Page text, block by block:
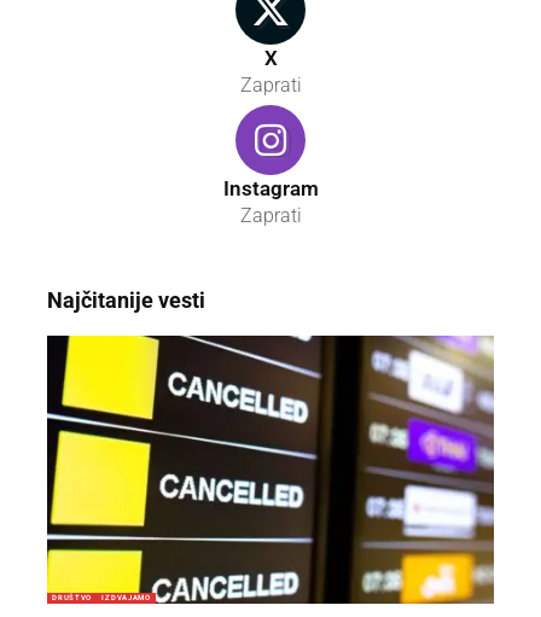
X
Zaprati
Instagram
Zaprati
Najčitanije vesti
DRUŠTVO IZDVAJAMO